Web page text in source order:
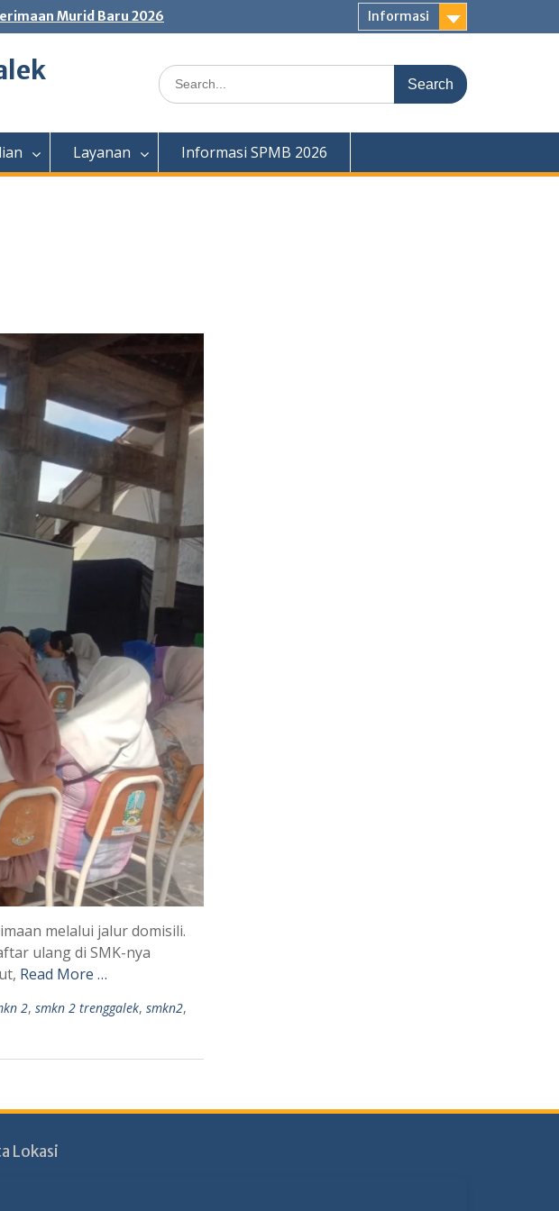
Murid Baru 2026 Informasi
Search
for:
Layanan Informasi SPMB 2026
melalui jalur domisili.
ulang di SMK-nya
Read More …
2, smkn 2 trenggalek, smkn2,
Lokasi